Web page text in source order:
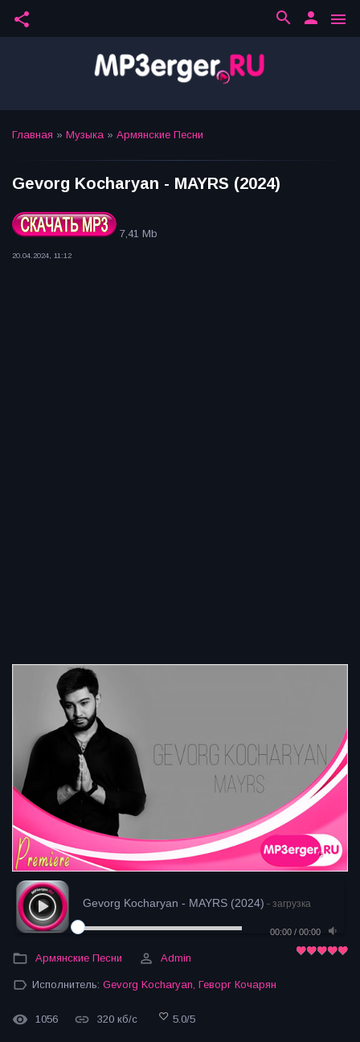
share menu
person
search
Главная » Музыка » Армянские Песни
Gevorg Kocharyan - MAYRS (2024)
7,41 Mb
20.04.2024, 11:12
Gevorg Kocharyan - MAYRS (2024) - загрузка
00:00 / 00:00
Армянские Песни Admin
Исполнитель: Gevorg Kocharyan Геворг Кочарян
1056 320 кб/с 5.0/5